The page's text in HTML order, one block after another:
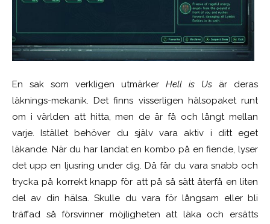
En sak som verkligen utmärker Hell is Us är deras
läknings-mekanik. Det finns visserligen hälsopaket runt
om i världen att hitta, men de är få och långt mellan
varje. Istället behöver du själv vara aktiv i ditt eget
läkande. När du har landat en kombo på en fiende, lyser
det upp en ljusring under dig. Då får du vara snabb och
trycka på korrekt knapp för att på så sätt återfå en liten
del av din hälsa. Skulle du vara för långsam eller bli
träffad så försvinner möjligheten att läka och ersätts